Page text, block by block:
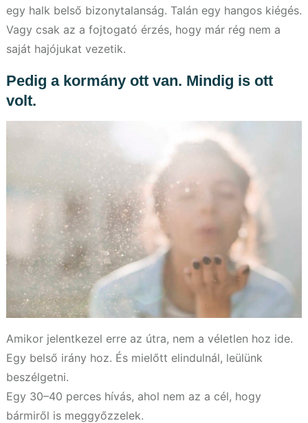
egy halk belső bizonytalanság. Talán egy hangos kiégés.
Vagy csak az a fojtogató érzés, hogy már rég nem a
saját hajójukat vezetik.
Pedig a kormány ott van. Mindig is ott
volt.
Amikor jelentkezel erre az útra, nem a véletlen hoz ide.
Egy belső irány hoz. És mielőtt elindulnál, leülünk
beszélgetni.
Egy 30–40 perces hívás, ahol nem az a cél, hogy
bármiről is meggyőzzelek.